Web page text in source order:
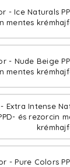
- Ice Naturals
mentes
- Nude Beige
mentes
Extra Intense
és rezorcin
- Pure Colors